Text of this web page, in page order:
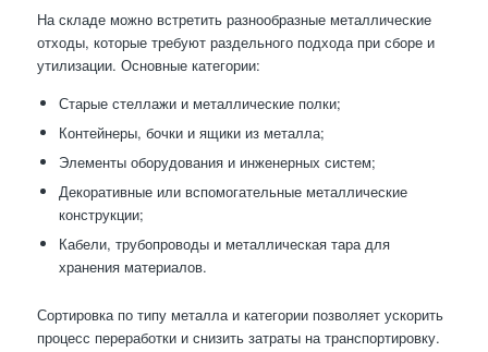
На складе можно встретить разнообразные металлические
отходы, которые требуют раздельного подхода при сборе и
утилизации. Основные категории:
Старые стеллажи и металлические полки;
Контейнеры, бочки и ящики из металла;
Элементы оборудования и инженерных систем;
Декоративные или вспомогательные металлические
конструкции;
Кабели, трубопроводы и металлическая тара для
хранения материалов.
Сортировка по типу металла и категории позволяет ускорить
процесс переработки и снизить затраты на транспортировку.